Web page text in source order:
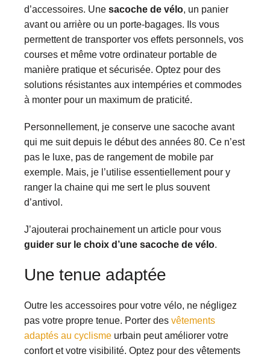
d’accessoires. Une sacoche de vélo, un panier
avant ou arrière ou un porte-bagages. Ils vous
permettent de transporter vos effets personnels, vos
courses et même votre ordinateur portable de
manière pratique et sécurisée. Optez pour des
solutions résistantes aux intempéries et commodes
à monter pour un maximum de praticité.
Personnellement, je conserve une sacoche avant
qui me suit depuis le début des années 80. Ce n’est
pas le luxe, pas de rangement de mobile par
exemple. Mais, je l’utilise essentiellement pour y
ranger la chaine qui me sert le plus souvent
d’antivol.
J’ajouterai prochainement un article pour vous
guider sur le choix d’une sacoche de vélo.
Une tenue adaptée
Outre les accessoires pour votre vélo, ne négligez
pas votre propre tenue. Porter des vêtements
adaptés au cyclisme urbain peut améliorer votre
confort et votre visibilité. Optez pour des vêtements